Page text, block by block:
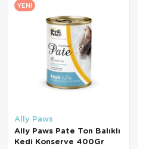
YENI
Ally Paws
Ally Paws Pate Ton Balıklı
Kedi Konserve 400Gr